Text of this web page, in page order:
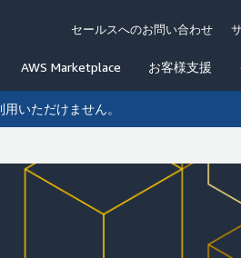
AWS Marketplace お客様支援
セールスへのお問い合わせ
いただけません。